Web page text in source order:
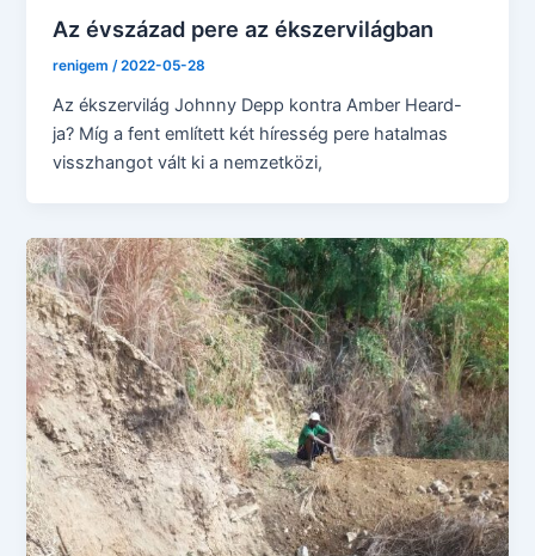
Az évszázad pere az ékszervilágban
renigem/2022-05-28
Az ékszervilág Johnny Depp kontra Amber Heard-
ja? Míg a fent említett két híresség pere hatalmas
visszhangot vált ki a nemzetközi,